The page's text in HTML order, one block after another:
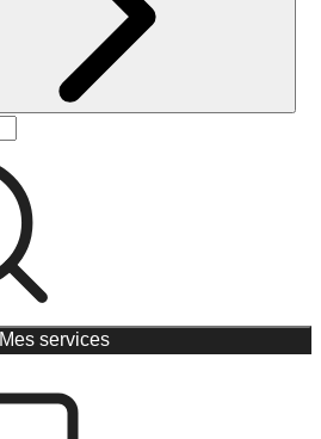
Mes services